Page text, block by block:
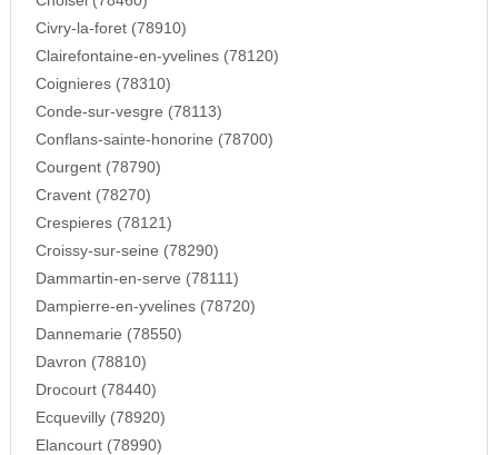
Civry-la-foret (78910)
Clairefontaine-en-yvelines (78120)
Coignieres (78310)
Conde-sur-vesgre (78113)
Conflans-sainte-honorine (78700)
Courgent (78790)
Cravent (78270)
Crespieres (78121)
Croissy-sur-seine (78290)
Dammartin-en-serve (78111)
Dampierre-en-yvelines (78720)
Dannemarie (78550)
Davron (78810)
Drocourt (78440)
Ecquevilly (78920)
Elancourt (78990)